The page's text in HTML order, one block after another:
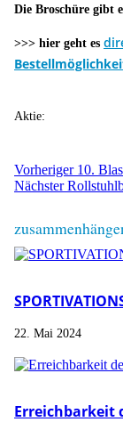
Die Broschüre gibt
>>> hier geht es
Aktie:
Vorheriger 10.
Nächster
22. Mai 2024
Erreichbarkeit